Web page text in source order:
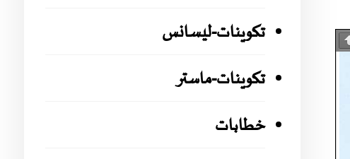
تكوينات-ليسانس
تكوينات-ماستر
خطابات